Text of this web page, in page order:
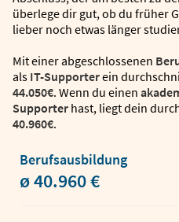
überlege dir gut, ob du früher
lieber noch etwas länger
Mit einer abgeschlossenen
als IT-Supporterein
44.050€. Wenn du einen
Supporter hast, liegt dein
40.960€.
Berufsausbildung
ø 40.960 €